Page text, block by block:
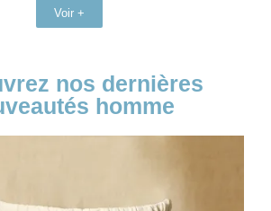
Voir +
nos dernières
homme